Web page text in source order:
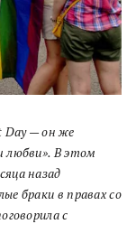
Day — он же
любви». В этом
назад
браки в правах со
с